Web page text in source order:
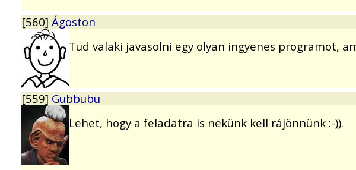
[560] Ágoston
Tud valaki javasolni egy olyan ingyenes programot,
[559] Gubbubu
Lehet, hogy a feladatra is nekünk kell rájönnünk :-)).